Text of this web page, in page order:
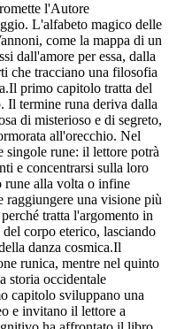
l'Autore
L'alfabeto magico delle
come la mappa di un
dall'amore per essa, dalla
che tracciano una filosofia
primo capitolo tratta del
Il termine runa deriva dalla
di misterioso e di segreto,
all'orecchio. Nel
singole rune: il lettore potrà
e concentrarsi sulla loro
rune alla volta o infine
raggiungere una visione più
tratta l'argomento in
corpo eterico, lasciando
danza cosmica.Il
runica, mentre nel quinto
storia occidentale
capitolo sviluppano una
e invitano il lettore a